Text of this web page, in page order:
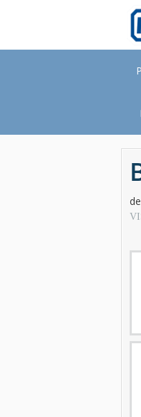
content